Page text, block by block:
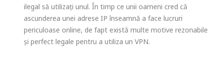
ilegal să utilizați unul. În timp ce unii oameni cred că
ascunderea unei adrese IP înseamnă a face lucruri
periculoase online, de fapt există multe motive rezonabile
și perfect legale pentru a utiliza un VPN.